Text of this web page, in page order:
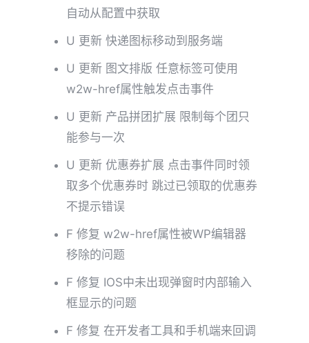
自动从配置中获取
U 更新 快递图标移动到服务端
U 更新 图文排版 任意标签可使用
w2w-href属性触发点击事件
U 更新 产品拼团扩展 限制每个团只
能参与一次
U 更新 优惠券扩展 点击事件同时领
取多个优惠券时 跳过已领取的优惠券
不提示错误
F 修复 w2w-href属性被WP编辑器
移除的问题
F 修复 IOS中未出现弹窗时内部输入
框显示的问题
F 修复 在开发者工具和手机端来回调